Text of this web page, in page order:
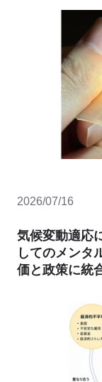
2026/07/16
気候変動適応
してのメン
価と政策に統